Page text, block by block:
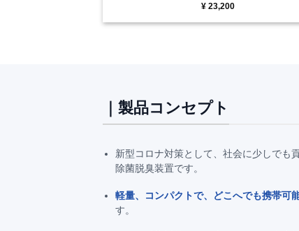
¥ 23,200
｜製品コンセプト
新型コロナ対策として、社会に少しでも
除菌脱臭装置です。
軽量、コンパクトで、どこへでも携帯可能
す。